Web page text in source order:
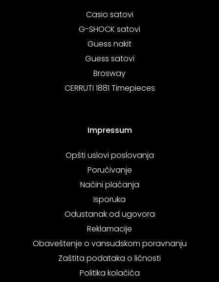
Casio satovi
G-SHOCK satovi
Guess nakit
Guess satovi
Brosway
CERRUTI 1881 Timepieces
Impressum
Opšti uslovi poslovanja
Poručivanje
Načini plaćanja
Isporuka
Odustanak od ugovora
Reklamacije
Obaveštenje o vansudskom poravnanju
Zaštita podataka o ličnosti
Politika kolačića